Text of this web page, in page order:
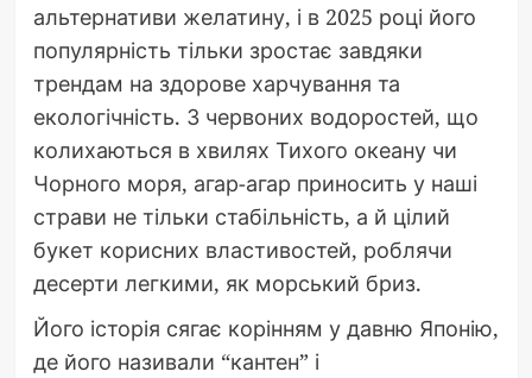
альтернативи желатину, і в 2025 році його
популярність тільки зростає завдяки
трендам на здорове харчування та
екологічність. З червоних водоростей, що
колихаються в хвилях Тихого океану чи
Чорного моря, агар-агар приносить у наші
страви не тільки стабільність, а й цілий
букет корисних властивостей, роблячи
десерти легкими, як морський бриз.
Його історія сягає корінням у давню Японію,
де його називали “кантен” і